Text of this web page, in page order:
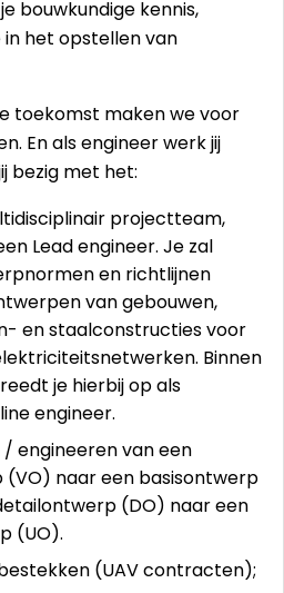
bouwkundige kennis,
het opstellen van
toekomst maken we voor
En als engineer werk jij
bezig met het:
projectteam,
Lead engineer. Je zal
en richtlijnen
van gebouwen,
en staalconstructies voor
Binnen
je hierbij op als
engineer.
engineeren van een
naar een basisontwerp
(DO) naar een
(UO).
(UAV contracten);